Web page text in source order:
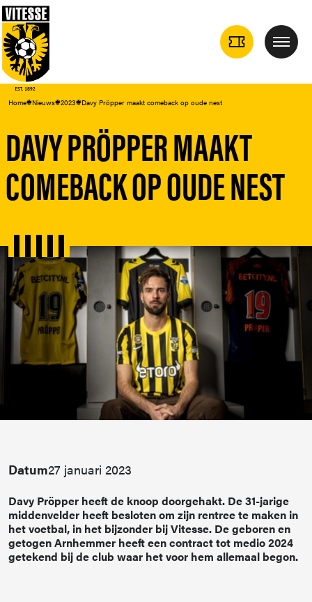
TICKETS
Menu
Home Nieuws 2023 Davy Pröpper maakt comeback op oude nest
DAVY PRÖPPER MAAKT
COMEBACK OP OUDE NEST
Datum27 januari 2023
Davy Pröpper heeft de knoop doorgehakt. De 31-jarige
middenvelder heeft besloten om zijn rentree te maken in
het voetbal, in het bijzonder bij Vitesse. De geboren en
getogen Arnhemmer heeft een contract tot medio 2024
getekend bij de club waar het voor hem allemaal begon.